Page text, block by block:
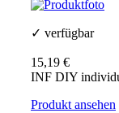
✓ verfügbar
15,19 €
INF DIY
Produkt ansehen